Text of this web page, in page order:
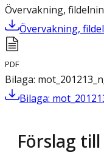
Övervakning,
Övervakning,
PDF
Bilaga:
Bilaga:
Förslag